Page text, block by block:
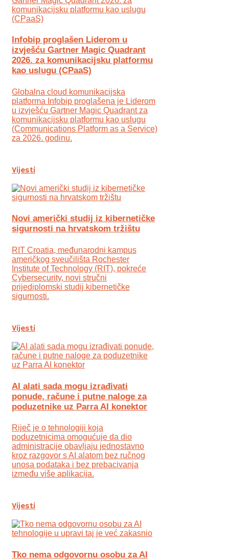
Infobip proglašen Liderom u
izvješću Gartner Magic Quadrant
2026. za komunikacijsku platformu
kao uslugu (CPaaS)
Globalna cloud komunikacijska
platforma Infobip proglašena je Liderom
u izvješću Gartner Magic Quadrant za
komunikacijsku platformu kao uslugu
(Communications Platform as a Service)
za 2026. godinu.
Vijesti
Novi američki studij iz kibernetičke
sigurnosti na hrvatskom tržištu
RIT Croatia, međunarodni kampus
američkog sveučilišta Rochester
Institute of Technology (RIT), pokreće
Cybersecurity, novi stručni
prijediplomski studij kibernetičke
sigurnosti.
Vijesti
AI alati sada mogu izrađivati
ponude, račune i putne naloge za
poduzetnike uz Parra AI konektor
Riječ je o tehnologiji koja
poduzetnicima omogućuje da dio
administracije obavljaju jednostavno
kroz razgovor s AI alatom bez ručnog
unosa podataka i bez prebacivanja
između više aplikacija.
Vijesti
Tko nema odgovornu osobu za AI